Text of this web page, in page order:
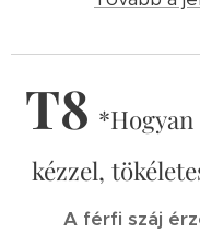
T8
kézzel,
A férfi száj